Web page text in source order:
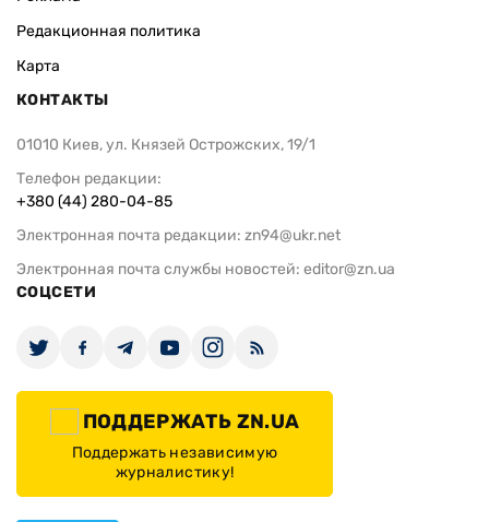
Редакционная политика
Карта
КОНТАКТЫ
01010 Киев, ул. Князей Острожских, 19/1
Телефон редакции:
+380 (44) 280-04-85
Электронная почта редакции: zn94@ukr.net
Электронная почта службы новостей: editor@zn.ua
СОЦСЕТИ
ПОДДЕРЖАТЬ ZN.UA
Поддержать независимую
журналистику!